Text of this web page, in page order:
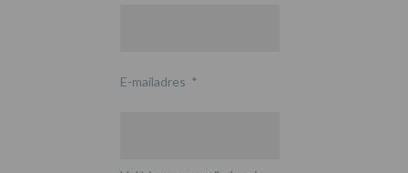
E-mailadres *